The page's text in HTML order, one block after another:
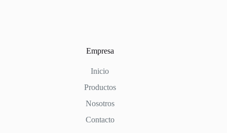
Empresa
Inicio
Productos
Nosotros
Contacto